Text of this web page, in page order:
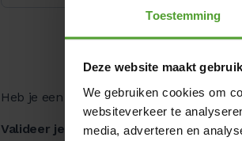
Toestemming
Deze website maakt
We gebruiken cookies om
websiteverkeer te
media, adverteren en
Heb je een promocode?
Valideer je promocode